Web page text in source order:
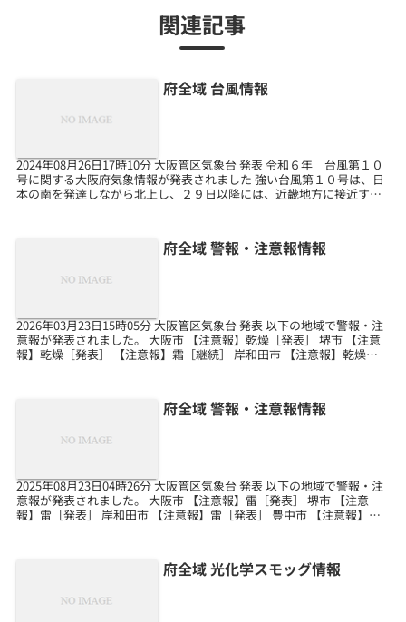
関連記事
府全域 台風情報
2024年08月26日17時10分 大阪管区気象台 発表 令和６年 台風第１０
号に関する大阪府気象情報が発表されました 強い台風第１０号は、日
本の南を発達しながら北上し、２９日以降には、近畿地方に接近する
府全域 警報・注意報情報
2026年03月23日15時05分 大阪管区気象台 発表 以下の地域で警報・注
意報が発表されました。 大阪市 【注意報】乾燥［発表］ 堺市 【注意
報】乾燥［発表］ 【注意報】霜［継続］ 岸和田市 【注意報】乾燥
府全域 警報・注意報情報
2025年08月23日04時26分 大阪管区気象台 発表 以下の地域で警報・注
意報が発表されました。 大阪市 【注意報】雷［発表］ 堺市 【注意
報】雷［発表］ 岸和田市 【注意報】雷［発表］ 豊中市 【注意報】雷
府全域 光化学スモッグ情報